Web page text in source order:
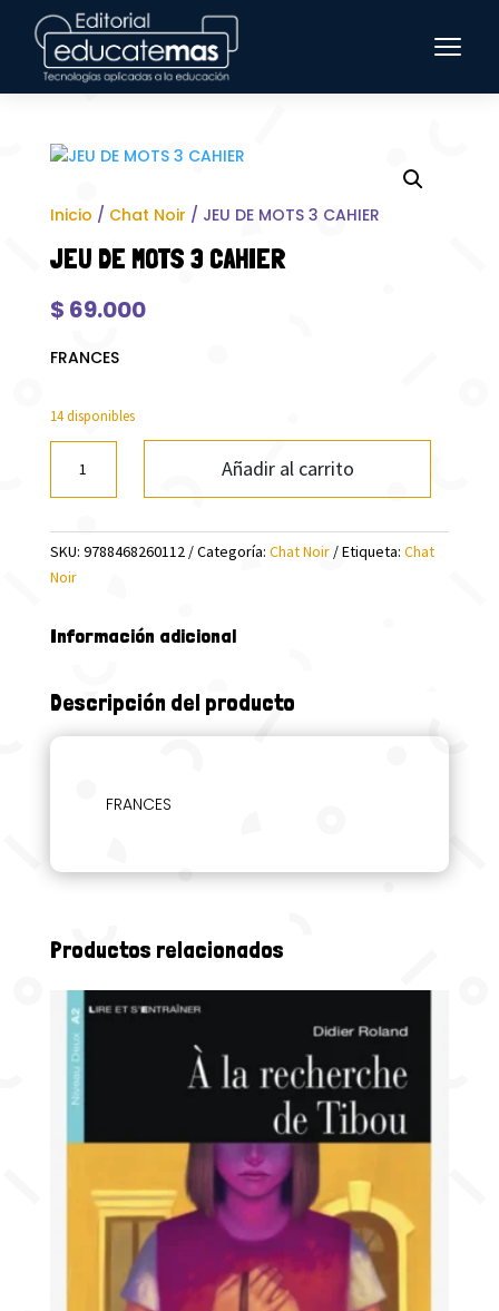
Inicio / Chat Noir / JEU DE MOTS 3 CAHIER
JEU DE MOTS 3 CAHIER
$ 69.000
FRANCES
14 disponibles
MOTS
3
CAHIER
cantidad
Añadir al carrito
SKU: 9788468260112 Categoría: Chat Noir Etiqueta: Chat
Noir
Información adicional
Descripción del producto
FRANCES
Productos relacionados